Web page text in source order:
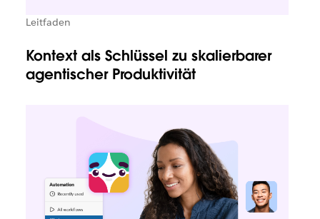
Leitfaden
Kontext als Schlüssel zu skalierbarer
agentischer Produktivität